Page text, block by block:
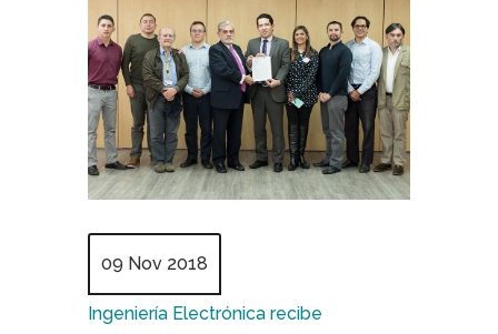
09 Nov 2018
Ingeniería Electrónica recibe